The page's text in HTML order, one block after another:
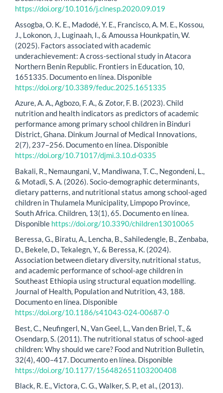
https://doi.org/10.1016/j.clnesp.2020.09.019
Assogba, O. K. E., Madodé, Y. E., Francisco, A. M. E., Kossou,
J., Lokonon, J., Luginaah, I., & Amoussa Hounkpatin, W.
(2025). Factors associated with academic
underachievement: A cross-sectional study in Atacora
Northern Benin Republic. Frontiers in Education, 10,
1651335. Documento en línea. Disponible
https://doi.org/10.3389/feduc.2025.1651335
Azure, A. A., Agbozo, F. A., & Zotor, F. B. (2023). Child
nutrition and health indicators as predictors of academic
performance among primary school children in Binduri
District, Ghana. Dinkum Journal of Medical Innovations,
2(7), 237–256. Documento en línea. Disponible
https://doi.org/10.71017/djmi.3.10.d-0335
Bakali, R., Nemaungani, V., Mandiwana, T. C., Negondeni, L.,
& Motadi, S. A. (2026). Socio-demographic determinants,
dietary patterns, and nutritional status among school-aged
children in Thulamela Municipality, Limpopo Province,
South Africa. Children, 13(1), 65. Documento en línea.
Disponible https://doi.org/10.3390/children13010065
Beressa, G., Biratu, A., Lencha, B., Sahiledengle, B., Zenbaba,
D., Bekele, D., Tekalegn, Y., & Beressa, K. (2024).
Association between dietary diversity, nutritional status,
and academic performance of school-age children in
Southeast Ethiopia using structural equation modelling.
Journal of Health, Population and Nutrition, 43, 188.
Documento en línea. Disponible
https://doi.org/10.1186/s41043-024-00687-0
Best, C., Neufingerl, N., Van Geel, L., Van den Briel, T., &
Osendarp, S. (2011). The nutritional status of school-aged
children: Why should we care? Food and Nutrition Bulletin,
32(4), 400–417. Documento en línea. Disponible
https://doi.org/10.1177/156482651103200408
Black, R. E., Victora, C. G., Walker, S. P., et al., (2013).